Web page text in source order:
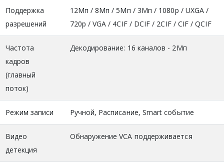
Поддержка
разрешений
12Мп / 8Мп / 5Мп / 3Мп / 1080p / UXGA /
720p / VGA / 4CIF / DCIF / 2CIF / CIF / QCIF
Частота
кадров
(главный
поток)
Декодирование: 16 каналов - 2Мп
Режим записи Ручной, Расписание, Smart событие
Видео
детекция
Обнаружение VCA поддерживается